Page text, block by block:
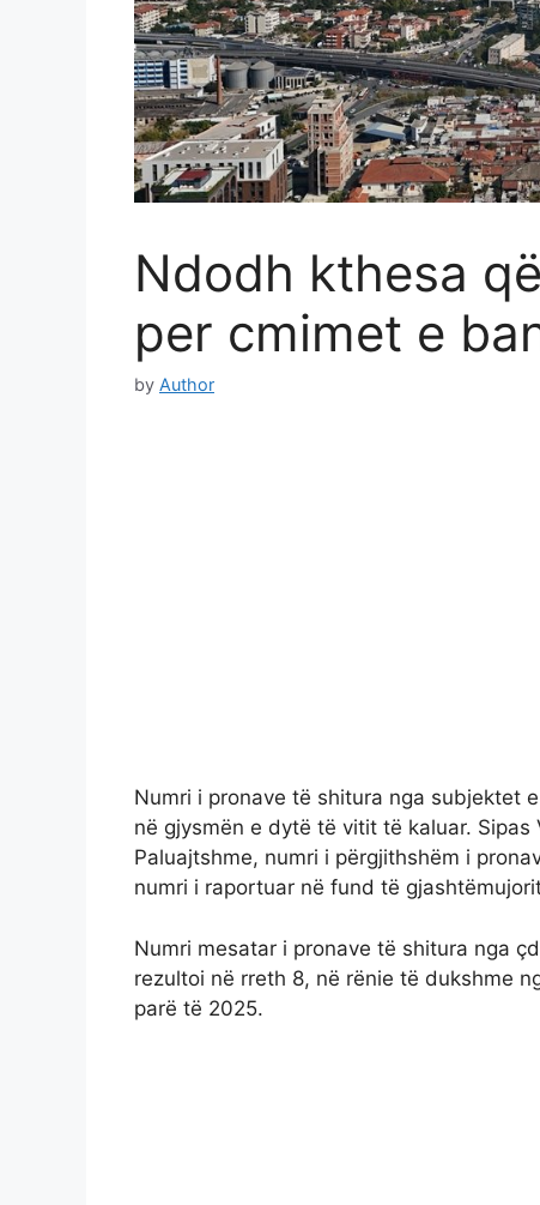
Ndodh kthesa
per cmimet e
by Author
Numri i pronave të shitura nga subjektet
në gjysmën e dytë të vitit të kaluar.
Paluajtshme, numri i përgjithshëm i
numri i raportuar në fund të
Numri mesatar i pronave të shitura nga
rezultoi në rreth 8, në rënie të dukshme
parë të 2025.